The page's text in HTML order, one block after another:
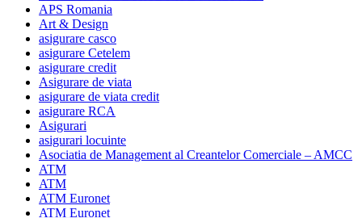
APS Romania
Art & Design
asigurare casco
asigurare Cetelem
asigurare credit
Asigurare de viata
asigurare de viata credit
asigurare RCA
Asigurari
asigurari locuinte
Asociatia de Management al Creantelor Comerciale – AMCC
ATM
ATM
ATM Euronet
ATM Euronet